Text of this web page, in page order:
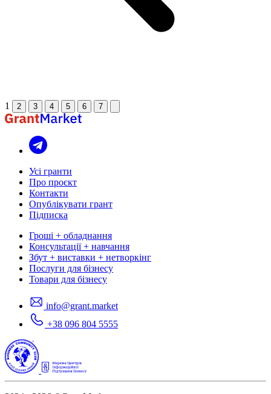
1 2 3 4 5 6 7
Усі гранти
Про проєкт
Контакти
Опублікувати грант
Підписка
Гроші + обладнання
Консультації + навчання
Збут + виставки + нетворкінг
Послуги для бізнесу
Товари для бізнесу
info@grant.market
+38 096 804 5555